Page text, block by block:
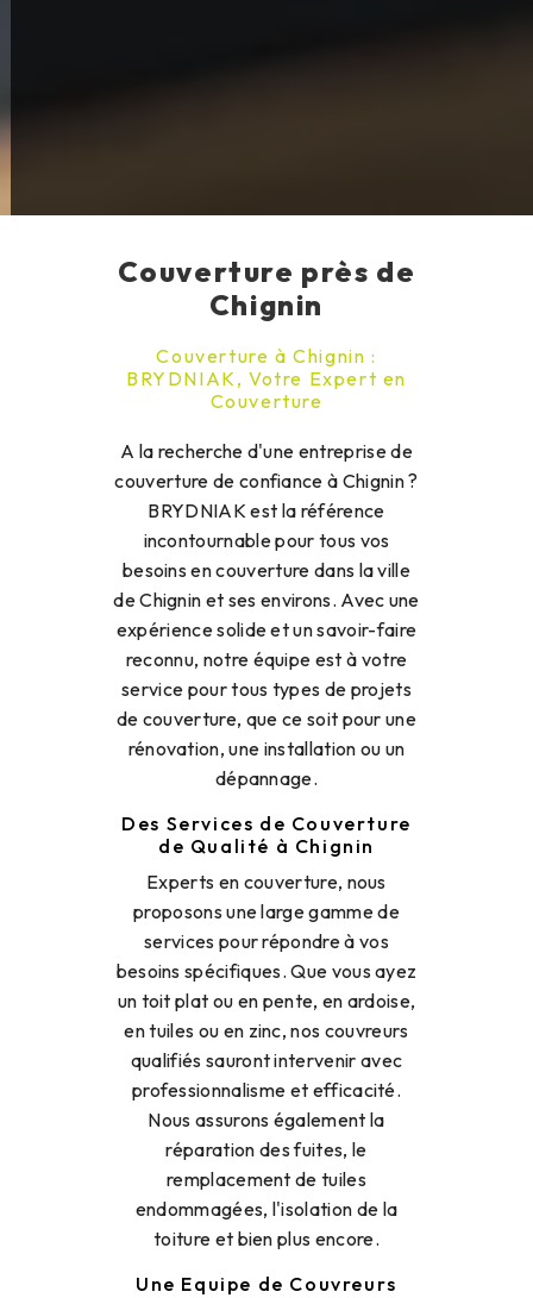
Couverture près de
Chignin
Couverture à Chignin :
BRYDNIAK, Votre Expert en
Couverture
A la recherche d'une entreprise de
couverture de confiance à Chignin ?
BRYDNIAK est la référence
incontournable pour tous vos
besoins en couverture dans la ville
de Chignin et ses environs. Avec une
expérience solide et un savoir-faire
reconnu, notre équipe est à votre
service pour tous types de projets
de couverture, que ce soit pour une
rénovation, une installation ou un
dépannage.
Des Services de Couverture
de Qualité à Chignin
Experts en couverture, nous
proposons une large gamme de
services pour répondre à vos
besoins spécifiques. Que vous ayez
un toit plat ou en pente, en ardoise,
en tuiles ou en zinc, nos couvreurs
qualifiés sauront intervenir avec
professionnalisme et efficacité.
Nous assurons également la
réparation des fuites, le
remplacement de tuiles
endommagées, l'isolation de la
toiture et bien plus encore.
Une Equipe de Couvreurs